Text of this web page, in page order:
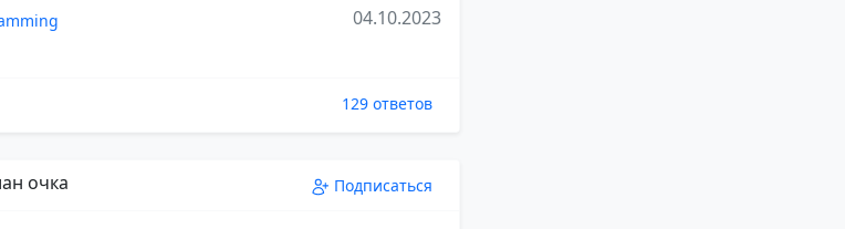
04.10.2023
129 ответов
очка Подписаться